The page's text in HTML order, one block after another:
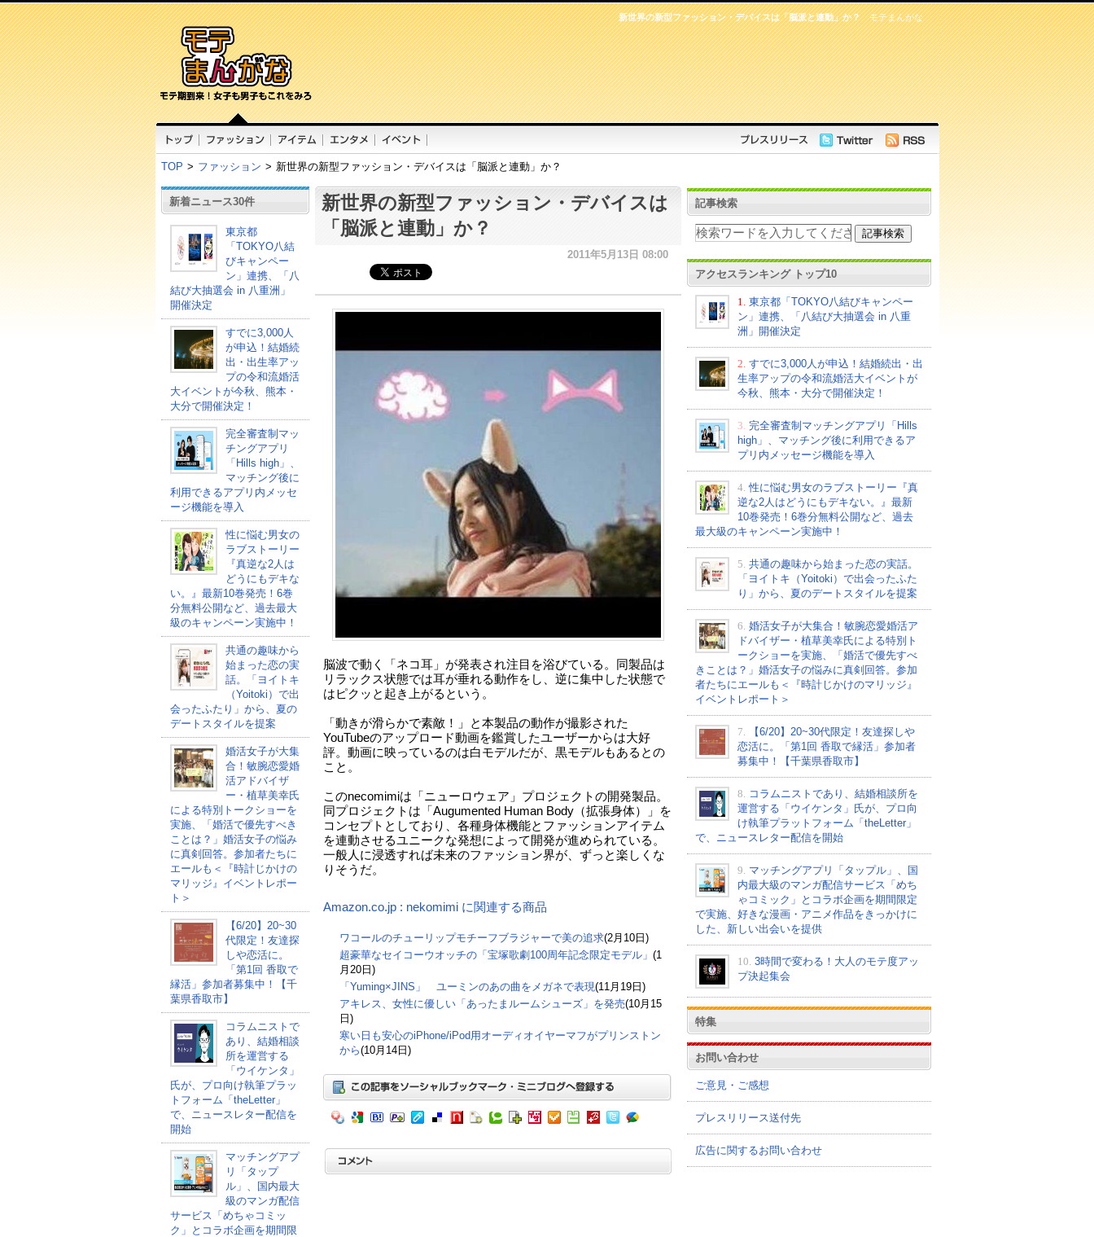
モテまんがな
新世界の新型ファッション・デバイスは「脳派と連動」か？
TOP > ファッション > 新世界の新型ファッション・デバイスは「脳派と連動」か？
新着ニュース30件
東京都
「TOKYO八結
びキャンペー
ン」連携、「八
結び大抽選会 in 八重洲」
開催決定
すでに3,000人
が申込！結婚続
出・出生率アッ
プの令和流婚活
大イベントが今秋、熊本・
大分で開催決定！
完全審査制マッ
チングアプリ
「Hills high」、
マッチング後に
利用できるアプリ内メッセ
ージ機能を導入
性に悩む男女の
ラブストーリー
『真逆な2人は
どうにもデキな
い。』最新10巻発売！6巻
分無料公開など、過去最大
級のキャンペーン実施中！
共通の趣味から
始まった恋の実
話。「ヨイトキ
（Yoitoki）で出
会ったふたり」から、夏の
デートスタイルを提案
婚活女子が大集
合！敏腕恋愛婚
活アドバイザ
ー・植草美幸氏
による特別トークショーを
実施、「婚活で優先すべき
ことは？」婚活女子の悩み
に真剣回答。参加者たちに
エールも＜『時計じかけの
マリッジ』イベントレポー
ト＞
【6/20】20~30
代限定！友達探
しや恋活に。
「第1回 香取で
縁活」参加者募集中！【千
葉県香取市】
コラムニストで
あり、結婚相談
所を運営する
「ウイケンタ」
氏が、プロ向け執筆プラッ
トフォーム「theLetter」
で、ニュースレター配信を
開始
マッチングアプ
リ「タップ
ル」、国内最大
級のマンガ配信
サービス「めちゃコミッ
ク」とコラボ企画を期間限
新世界の新型ファッション・デバイスは
「脳派と連動」か？
2011年5月13日 08:00
脳波で動く「ネコ耳」が発表され注目を浴びている。同製品は
リラックス状態では耳が垂れる動作をし、逆に集中した状態で
はピクッと起き上がるという。
「動きが滑らかで素敵！」と本製品の動作が撮影された
YouTubeのアップロード動画を鑑賞したユーザーからは大好
評。動画に映っているのは白モデルだが、黒モデルもあるとの
こと。
このnecomimiは「ニューロウェア」プロジェクトの開発製品。
同プロジェクトは「Augumented Human Body（拡張身体）」を
コンセプトとしており、各種身体機能とファッションアイテム
を連動させるユニークな発想によって開発が進められている。
一般人に浸透すれば未来のファッション界が、ずっと楽しくな
りそうだ。
Amazon.co.jp : nekomimi に関連する商品
ワコールのチューリップモチーフブラジャーで美の追求(2月10日)
超豪華なセイコーウオッチの「宝塚歌劇100周年記念限定モデル」 (1
月20日)
「Yuming×JINS」 ユーミンのあの曲をメガネで表現(11月19日)
アキレス、女性に優しい「あったまルームシューズ」を発売(10月15
日)
寒い日も安心のiPhone/iPod用オーディオイヤーマフがプリンストン
から(10月14日)
記事検索
アクセスランキング トップ10
1.
東京都「TOKYO八結びキャンペー
ン」連携、「八結び大抽選会 in 八重
洲」開催決定
2. すでに3,000人が申込！結婚続出・出
生率アップの令和流婚活大イベントが
今秋、熊本・大分で開催決定！
3. 完全審査制マッチングアプリ「Hills
high」、マッチング後に利用できるア
プリ内メッセージ機能を導入
4. 性に悩む男女のラブストーリー『真
逆な2人はどうにもデキない。』最新
10巻発売！6巻分無料公開など、過去
最大級のキャンペーン実施中！
5. 共通の趣味から始まった恋の実話。
「ヨイトキ（Yoitoki）で出会ったふた
り」から、夏のデートスタイルを提案
6. 婚活女子が大集合！敏腕恋愛婚活ア
ドバイザー・植草美幸氏による特別ト
ークショーを実施、「婚活で優先すべ
きことは？」婚活女子の悩みに真剣回答。参加
者たちにエールも＜『時計じかけのマリッジ』
イベントレポート＞
7.
【6/20】20~30代限定！友達探しや
恋活に。「第1回 香取で縁活」参加者
募集中！【千葉県香取市】
8.
コラムニストであり、結婚相談所を
運営する「ウイケンタ」氏が、プロ向
け執筆プラットフォーム「theLetter」
で、ニュースレター配信を開始
9. マッチングアプリ「タップル」、国
内最大級のマンガ配信サービス「めち
ゃコミック」とコラボ企画を期間限定
で実施、好きな漫画・アニメ作品をきっかけに
した、新しい出会いを提供
10. 3時間で変わる！大人のモテ度アッ
プ決起集会
特集
お問い合わせ
ご意見・ご感想
プレスリリース送付先
広告に関するお問い合わせ